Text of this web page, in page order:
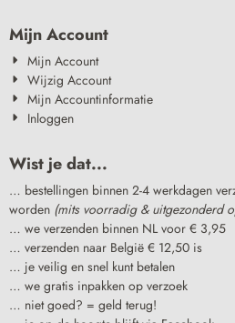
Mijn Account
Mijn Account
Wijzig Account
Mijn Accountinformatie
Inloggen
Wist je dat...
… bestellingen binnen 2-4 werkdagen
worden (mits voorradig & uitgezonderd
… we verzenden binnen NL voor € 3,95
… verzenden naar België € 12,50 is
… je veilig en snel kunt betalen
… we gratis inpakken op verzoek
… niet goed? = geld terug!